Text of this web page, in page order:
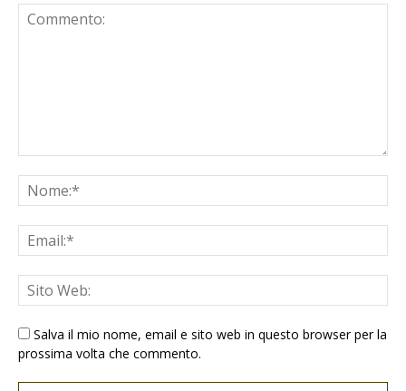
Salva il mio nome, email e sito web in questo browser per la
prossima volta che commento.